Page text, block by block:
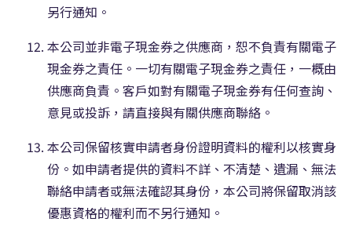
另行通知。
本公司並非電子現金券之供應商，恕不負責有關電子
現金券之責任。一切有關電子現金券之責任，一概由
供應商負責。客戶如對有關電子現金券有任何查詢、
意見或投訴，請直接與有關供應商聯絡。
本公司保留核實申請者身份證明資料的權利以核實身
份。如申請者提供的資料不詳、不清楚、遺漏、無法
聯絡申請者或無法確認其身份，本公司將保留取消該
優惠資格的權利而不另行通知。